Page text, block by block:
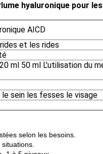
hyaluronique pour
AICD
et les rides
ml 50 ml L'utilisation du
sein les fesses le visage
selon les besoins.